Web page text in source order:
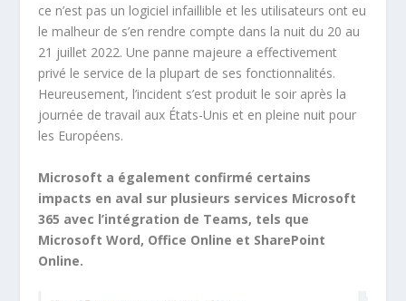
ce n’est pas un logiciel infaillible et les utilisateurs ont eu
le malheur de s’en rendre compte dans la nuit du 20 au
21 juillet 2022. Une panne majeure a effectivement
privé le service de la plupart de ses fonctionnalités.
Heureusement, l’incident s’est produit le soir après la
journée de travail aux États-Unis et en pleine nuit pour
les Européens.
Microsoft a également confirmé certains
impacts en aval sur plusieurs services Microsoft
365 avec l’intégration de Teams, tels que
Microsoft Word, Office Online et SharePoint
Online.